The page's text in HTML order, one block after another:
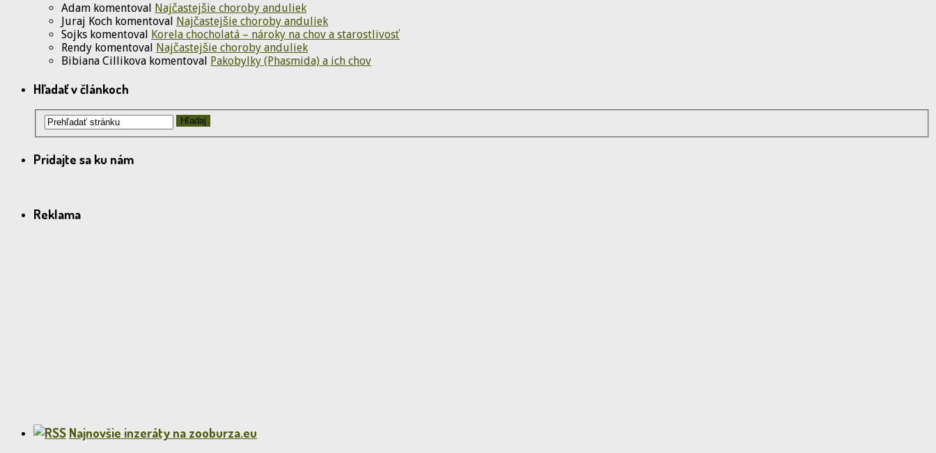
Adam komentoval Najčastejšie choroby anduliek
Juraj Koch komentoval Najčastejšie choroby anduliek
Sojks komentoval Korela chocholatá – nároky na chov a starostlivosť
Rendy komentoval Najčastejšie choroby anduliek
Bibiana Cillikova komentoval Pakobylky (Phasmida) a ich chov
Hľadať v článkoch
Pridajte sa ku nám
Reklama
Najnovšie inzeráty na zooburza.eu